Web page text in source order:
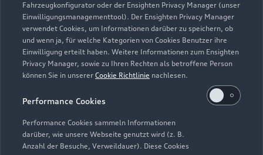
Fahrzeugkonfigurator oder der Ensighten Privacy Manager (unser
Einwilligungsmanagementtool). Der Ensighten Privacy Manager
verwendet Cookies, um Informationen darüber zu speichern, ob
und wenn ja, für welche Kategorien von Cookies Benutzer ihre
Einwilligung erteilt haben. Weitere Informationen zum Ensighten
Privacy Manager, sowie zu Ihren Rechten als betroffene Person
können Sie in unserer Cookie Richtlinie nachlesen.
Performance Cookies
Performance Cookies sammeln Informationen
darüber, wie unsere Webseite genutzt wird (z. B.
Anzahl der Besuche, Verweildauer). Diese Cookies
Zurück nach oben
Modelle
Elektromodelle
Neuwagensuche
Gebrauchtwagensuche
Service & Zubehör